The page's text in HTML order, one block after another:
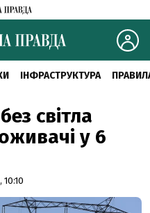
ІНФРАСТРУКТУРА
світла
у 6